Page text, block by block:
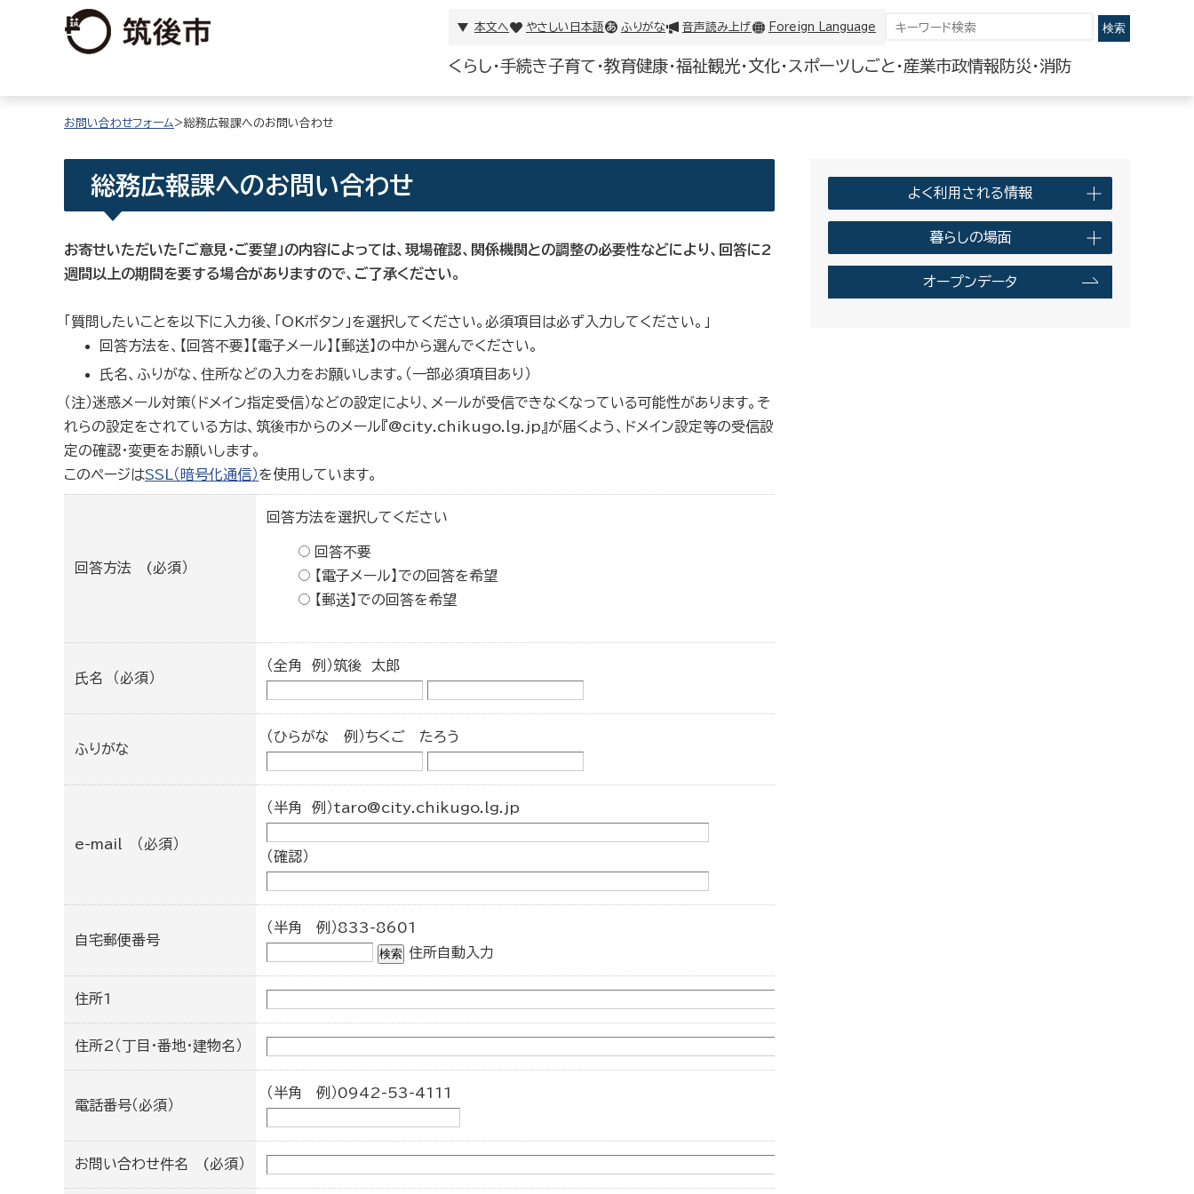
本文へ やさしい日本語 ふりがな 音声読み上げ Foreign Language
くらし・手続き子育て・教育健康・福祉観光・文化・スポーツしごと・産業市政情報 防災・消防
お問い合わせフォーム>総務広報課へのお問い合わせ
よく利用される情報
暮らしの場面
オープンデータ
総務広報課へのお問い合わせ
お寄せいただいた「ご意見・ご要望」の内容によっては、現場確認、関係機関との調整の必要性などにより、回答に2
週間以上の期間を要する場合がありますので、ご了承ください。
「質問したいことを以下に入力後、「OKボタン」を選択してください。必須項目は必ず入力してください。」
回答方法を、【回答不要】【電子メール】【郵送】の中から選んでください。
氏名、ふりがな、住所などの入力をお願いします。（一部必須項目あり）
（注）迷惑メール対策（ドメイン指定受信）などの設定により、メールが受信できなくなっている可能性があります。そ
れらの設定をされている方は、筑後市からのメール『@city.chikugo.lg.jp』が届くよう、ドメイン設定等の受信設
定の確認・変更をお願いします。
このページはSSL（暗号化通信）を使用しています。
回答方法 (必須）
回答方法を選択してください
回答不要
【電子メール】での回答を希望
【郵送】での回答を希望
氏名 （必須）
（全角 例）筑後 太郎
ふりがな
（ひらがな 例）ちくご たろう
e-mail （必須）
（半角 例）taro@city.chikugo.lg.jp
（確認）
自宅郵便番号
（半角 例）833-8601
住所自動入力
住所1
住所2（丁目・番地・建物名）
電話番号（必須）
（半角 例）0942-53-4111
お問い合わせ件名 (必須）